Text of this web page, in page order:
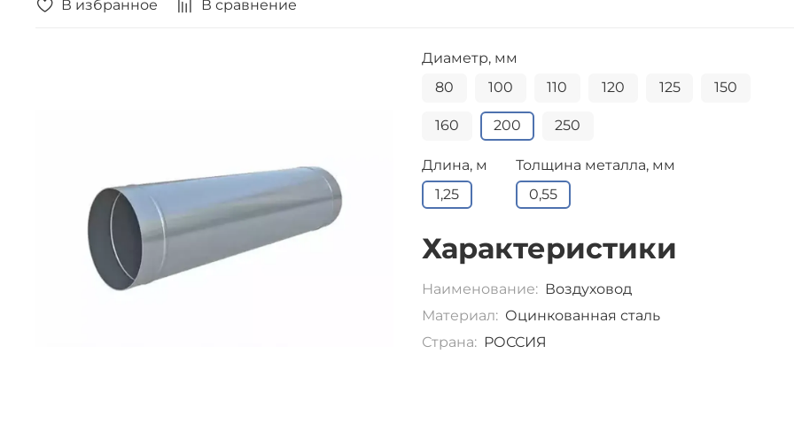
В избранное В сравнение
Диаметр, мм
80
100 110 120 125 150
160 200 250
Длина, м
1,25
Толщина металла, мм
0,55
Характеристики
Наименование: Воздуховод
Материал: Оцинкованная сталь
Страна: РОССИЯ